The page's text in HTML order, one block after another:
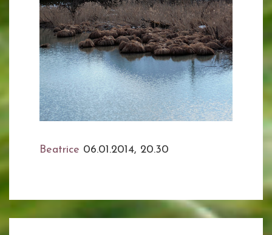
Beatrice 06.01.2014, 20.30